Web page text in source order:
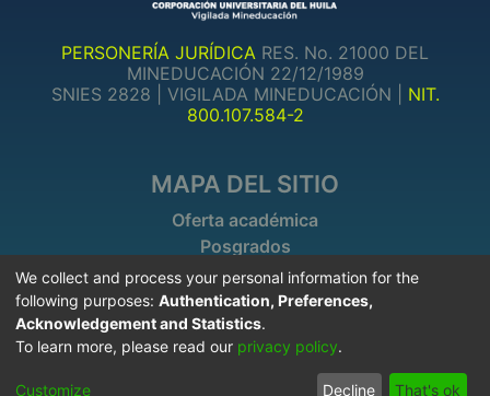
PERSONERÍA JURÍDICA RES. No. 21000 DEL
MINEDUCACIÓN 22/12/1989
SNIES 2828 | VIGILADA MINEDUCACIÓN | NIT.
800.107.584-2
MAPA DEL SITIO
Oferta académica
Posgrados
Investigaciones
INFORMACIÓN DE CONTACTO
+57 8754220
We collect and process your personal information for the
following purposes: Authentication, Preferences,
Acknowledgement and Statistics.
To learn more, please read our privacy policy.
Customize Decline That's ok